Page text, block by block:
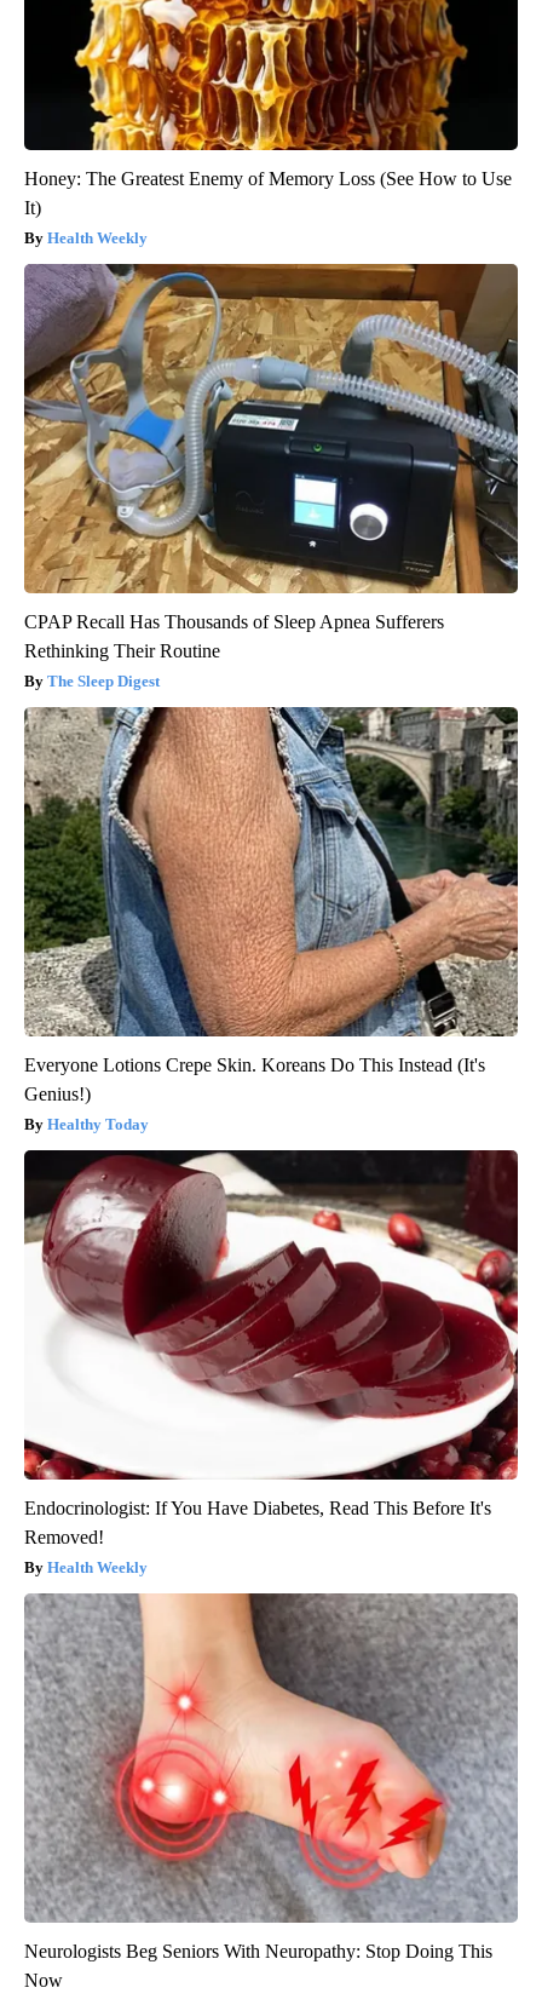
Honey: The Greatest Enemy of Memory Loss (See How to Use
It)
Health Weekly
CPAP Recall Has Thousands of Sleep Apnea Sufferers
Rethinking Their Routine
The Sleep Digest
Everyone Lotions Crepe Skin. Koreans Do This Instead (It's
Genius!)
Healthy Today
Endocrinologist: If You Have Diabetes, Read This Before It's
Removed!
Health Weekly
Neurologists Beg Seniors With Neuropathy: Stop Doing This
Now